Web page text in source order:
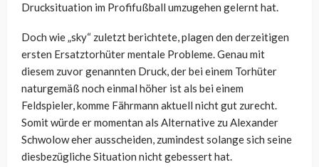
Drucksituation im Profifußball umzugehen gelernt hat.
Doch wie „sky“ zuletzt berichtete, plagen den derzeitigen
ersten Ersatztorhüter mentale Probleme. Genau mit
diesem zuvor genannten Druck, der bei einem Torhüter
naturgemäß noch einmal höher ist als bei einem
Feldspieler, komme Fährmann aktuell nicht gut zurecht.
Somit würde er momentan als Alternative zu Alexander
Schwolow eher ausscheiden, zumindest solange sich seine
diesbezügliche Situation nicht gebessert hat.